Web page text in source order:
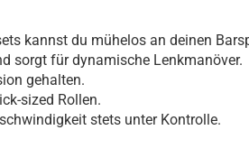
kannst du mühelos an deinen
sorgt für dynamische Lenkmanöver.
gehalten.
sized Rollen.
stets unter Kontrolle.